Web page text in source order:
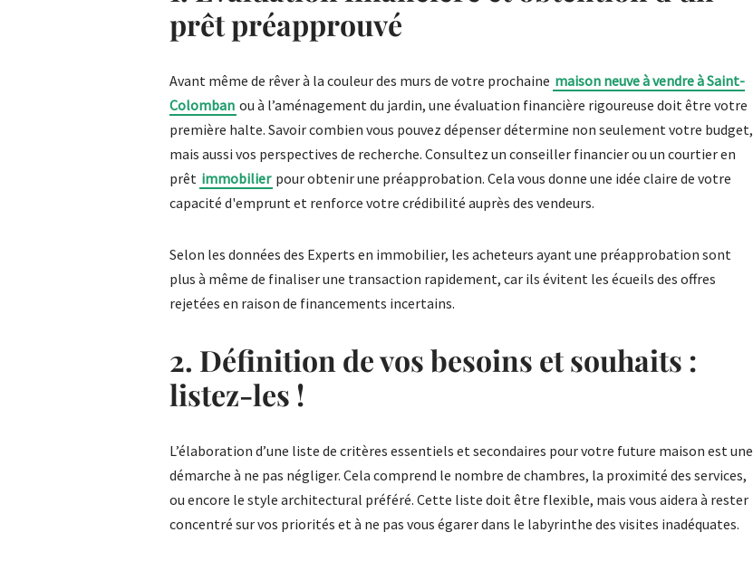
prêt préapprouvé
Avant même de rêver à la couleur des murs de votre prochaine maison neuve à vendre à Saint-
Colomban ou à l’aménagement du jardin, une évaluation financière rigoureuse doit être votre
première halte. Savoir combien vous pouvez dépenser détermine non seulement votre budget,
mais aussi vos perspectives de recherche. Consultez un conseiller financier ou un courtier en
prêt immobilier pour obtenir une préapprobation. Cela vous donne une idée claire de votre
capacité d'emprunt et renforce votre crédibilité auprès des vendeurs.
Selon les données des Experts en immobilier, les acheteurs ayant une préapprobation sont
plus à même de finaliser une transaction rapidement, car ils évitent les écueils des offres
rejetées en raison de financements incertains.
2. Définition de vos besoins et souhaits :
listez-les !
L’élaboration d’une liste de critères essentiels et secondaires pour votre future maison est une
démarche à ne pas négliger. Cela comprend le nombre de chambres, la proximité des services,
ou encore le style architectural préféré. Cette liste doit être flexible, mais vous aidera à rester
concentré sur vos priorités et à ne pas vous égarer dans le labyrinthe des visites inadéquates.